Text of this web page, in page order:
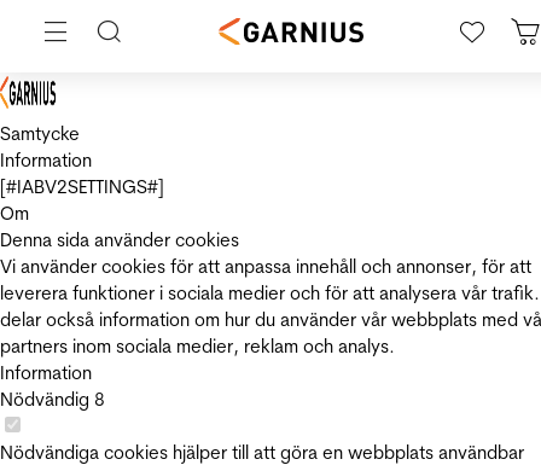
Samtycke
Information
[#IABV2SETTINGS#]
Om
Denna sida använder cookies
Vi använder cookies för att anpassa innehåll och annonser, för att
leverera funktioner i sociala medier och för att analysera vår
delar också information om hur du använder vår webbplats med
partners inom sociala medier, reklam och analys.
Information
Nödvändig 8
Nödvändiga cookies hjälper till att göra en webbplats användbar